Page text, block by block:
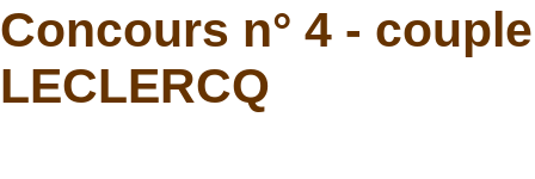
Concours n° 4 -
LECLERCQ